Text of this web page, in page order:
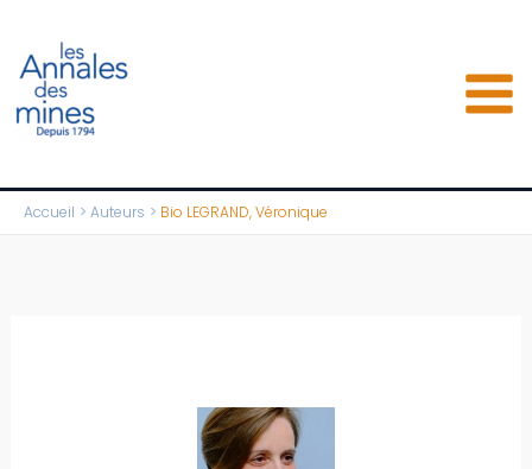
contenu
Accueil Auteurs Bio LEGRAND, Véronique